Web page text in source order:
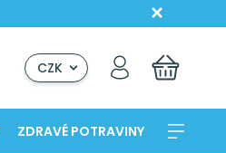
CZK
ZDRAVÉ POTRAVINY